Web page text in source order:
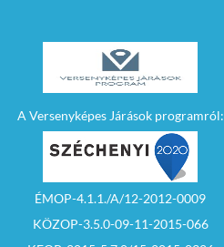
A Versenyképes Járások programról:
ÉMOP-4.1.1./A/12-2012-0009
KÖZOP-3.5.0-09-11-2015-066